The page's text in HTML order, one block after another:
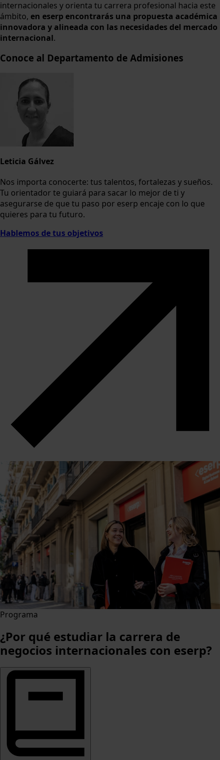
internacionales y orienta tu carrera profesional hacia este
ámbito, en eserp encontrarás una propuesta académica
innovadora y alineada con las necesidades del mercado
internacional.
Conoce al Departamento de Admisiones
Leticia Gálvez
Nos importa conocerte: tus talentos, fortalezas y sueños.
Tu orientador te guiará para sacar lo mejor de ti y
asegurarse de que tu paso por eserp encaje con lo que
quieres para tu futuro.
Hablemos de tus objetivos
Programa
¿Por qué estudiar la carrera de
negocios internacionales con eserp?